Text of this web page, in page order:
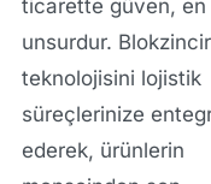
ticarette güven, en
unsurdur. Blokzincir
teknolojisini lojistik
süreçlerinize
ederek, ürünlerin